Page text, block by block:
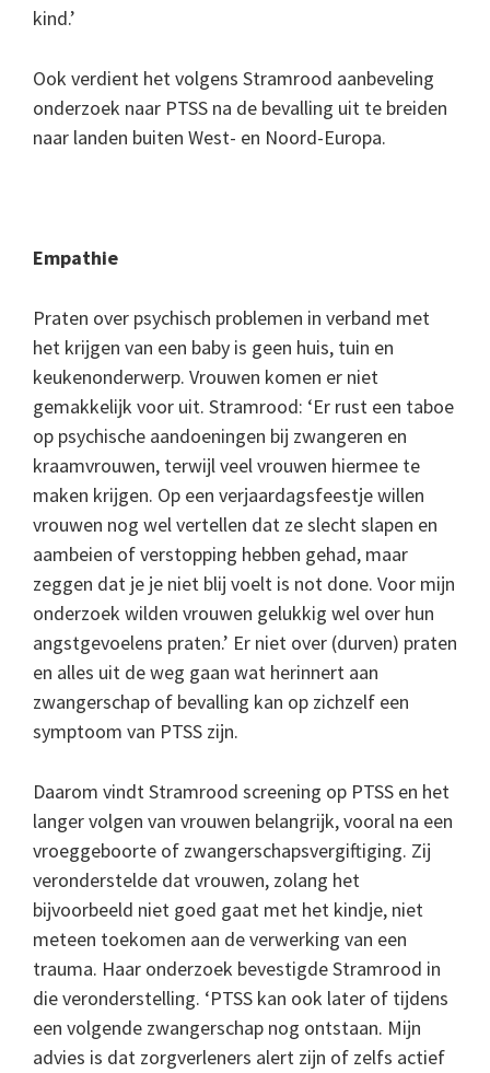
kind.’
Ook verdient het volgens Stramrood aanbeveling
onderzoek naar PTSS na de bevalling uit te breiden
naar landen buiten West- en Noord-Europa.
Empathie
Praten over psychisch problemen in verband met
het krijgen van een baby is geen huis, tuin en
keukenonderwerp. Vrouwen komen er niet
gemakkelijk voor uit. Stramrood: ‘Er rust een taboe
op psychische aandoeningen bij zwangeren en
kraamvrouwen, terwijl veel vrouwen hiermee te
maken krijgen. Op een verjaardagsfeestje willen
vrouwen nog wel vertellen dat ze slecht slapen en
aambeien of verstopping hebben gehad, maar
zeggen dat je je niet blij voelt is not done. Voor mijn
onderzoek wilden vrouwen gelukkig wel over hun
angstgevoelens praten.’ Er niet over (durven) praten
en alles uit de weg gaan wat herinnert aan
zwangerschap of bevalling kan op zichzelf een
symptoom van PTSS zijn.
Daarom vindt Stramrood screening op PTSS en het
langer volgen van vrouwen belangrijk, vooral na een
vroeggeboorte of zwangerschapsvergiftiging. Zij
veronderstelde dat vrouwen, zolang het
bijvoorbeeld niet goed gaat met het kindje, niet
meteen toekomen aan de verwerking van een
trauma. Haar onderzoek bevestigde Stramrood in
die veronderstelling. ‘PTSS kan ook later of tijdens
een volgende zwangerschap nog ontstaan. Mijn
advies is dat zorgverleners alert zijn of zelfs actief